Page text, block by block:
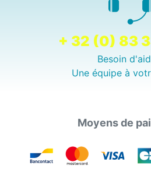
+ 32 (0) 83
Besoin
Une équipe à
Moyens de